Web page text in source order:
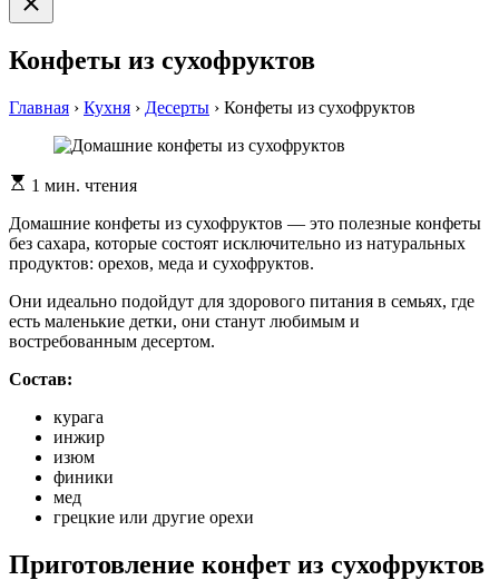
поиск
Конфеты из сухофруктов
Главная › Кухня › Десерты › Конфеты из сухофруктов
Расчетное
чтения
1 мин. чтения
Домашние конфеты из сухофруктов — это полезные конфеты
без сахара, которые состоят исключительно из натуральных
продуктов: орехов, меда и сухофруктов.
Они идеально подойдут для здорового питания в семьях, где
есть маленькие детки, они станут любимым и
востребованным десертом.
Состав:
курага
инжир
изюм
финики
мед
грецкие или другие орехи
Приготовление конфет из сухофруктов